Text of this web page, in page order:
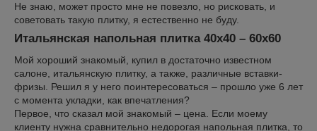
Не знаю, может просто мне не повезло, но рисковать, и
советовать такую плитку, я естественно не буду.
Итальянская напольная плитка 40х40 – 60х60
Мой хороший знакомый, купил в достаточно известном
салоне, итальянскую плитку, а также, различные вставки-
фризы. Решил я у него поинтересоваться – прошло уже 6 лет
с момента укладки, как впечатления?
Первое, что сказал мой знакомый – цена. Если моему
клиенту нужна сравнительно недорогая напольная плитка, то